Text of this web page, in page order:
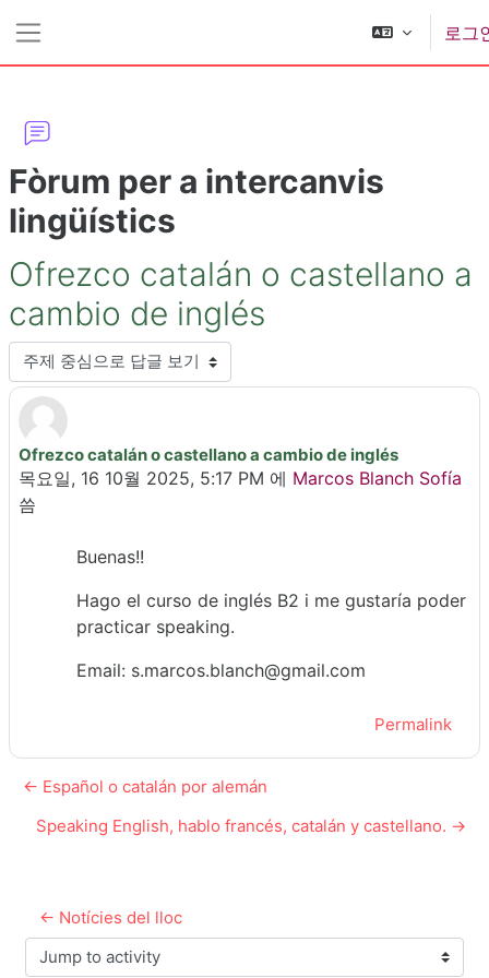
로그
Fòrum per a intercanvis
lingüístics
Ofrezco catalán o castellano a
cambio de inglés
표시 모드
Ofrezco catalán o castellano a cambio de inglés
목요일, 16 10월 2025, 5:17 PM 에 Marcos Blanch Sofía
씀
Number of replies: 0
Buenas!!
Hago el curso de inglés B2 i me gustaría poder
practicar speaking.
Email: s.marcos.blanch@gmail.com
Permalink
← Español o catalán por alemán
Speaking English, hablo francés, catalán y castellano. →
← Notícies del lloc
Jump to activity